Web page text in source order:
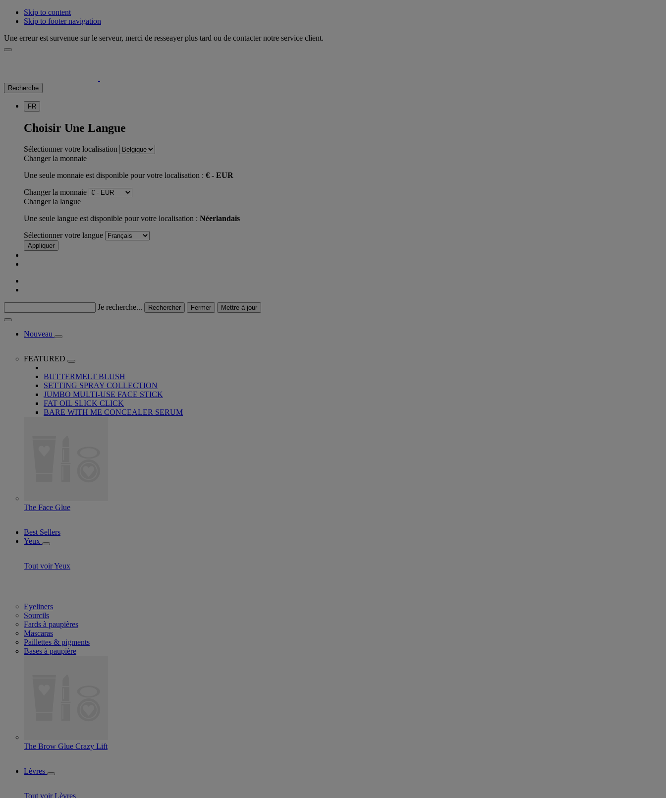
Skip to content
Skip to footer navigation
Une erreur est survenue sur le serveur, merci de resseayer plus tard ou de contacter notre service client.
Recherche
FR
Choisir Une Langue
Sélectionner votre localisation
Changer la monnaie
Une seule monnaie est disponible pour votre localisation : € - EUR
Changer la monnaie
Changer la langue
Une seule langue est disponible pour votre localisation : Néerlandais
Sélectionner votre langue
Appliquer
Je recherche... Rechercher Fermer Mettre à jour
Nouveau
FEATURED
BUTTERMELT BLUSH
SETTING SPRAY COLLECTION
JUMBO MULTI-USE FACE STICK
FAT OIL SLICK CLICK
BARE WITH ME CONCEALER SERUM
The Face Glue
Best Sellers
Yeux
Tout voir Yeux
Eyeliners
Sourcils
Fards à paupières
Mascaras
Paillettes & pigments
Bases à paupière
The Brow Glue Crazy Lift
Lèvres
Tout voir Lèvres